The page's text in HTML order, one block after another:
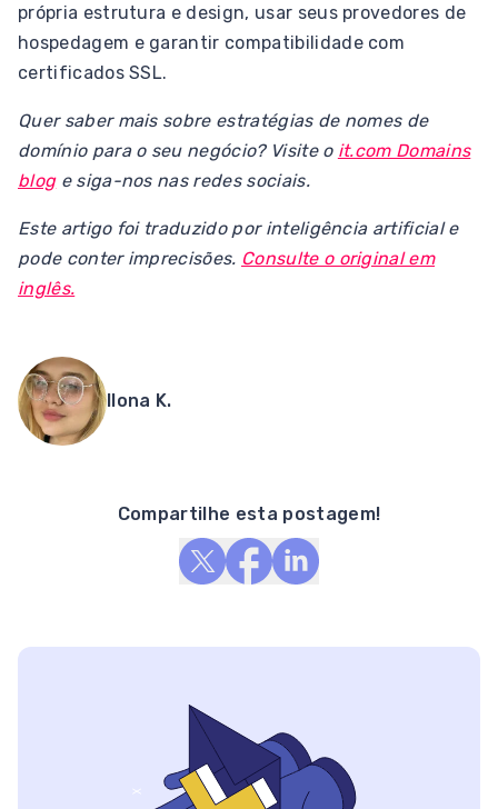
própria estrutura e design, usar seus provedores de
hospedagem e garantir compatibilidade com
certificados SSL.
Quer saber mais sobre estratégias de nomes de
domínio para o seu negócio? Visite o it.com Domains
bloge siga-nos nas redes sociais.
Este artigo foi traduzido por inteligência artificial e
pode conter imprecisões. Consulte o original em
inglês.
Ilona K.
Compartilhe esta postagem!